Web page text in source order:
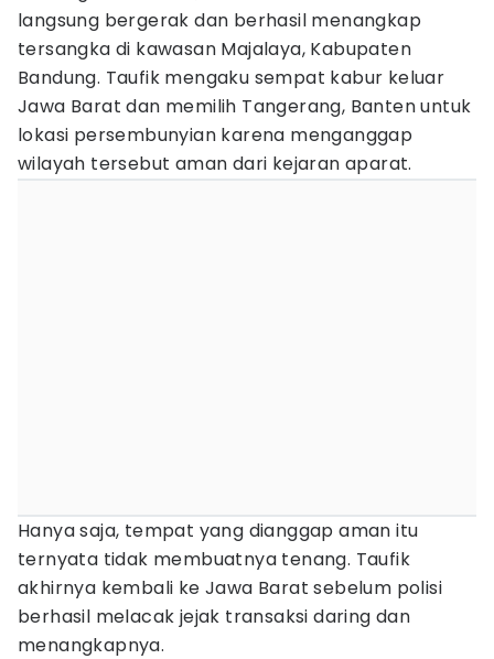
langsung bergerak dan berhasil menangkap
tersangka di kawasan Majalaya, Kabupaten
Bandung. Taufik mengaku sempat kabur keluar
Jawa Barat dan memilih Tangerang, Banten untuk
lokasi persembunyian karena menganggap
wilayah tersebut aman dari kejaran aparat.
Hanya saja, tempat yang dianggap aman itu
ternyata tidak membuatnya tenang. Taufik
akhirnya kembali ke Jawa Barat sebelum polisi
berhasil melacak jejak transaksi daring dan
menangkapnya.